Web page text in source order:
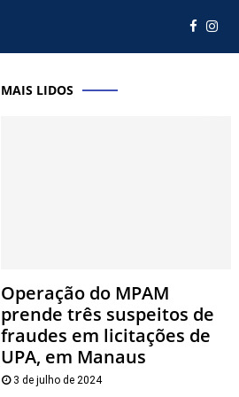
MAIS LIDOS
Operação do MPAM
prende três suspeitos de
fraudes em licitações de
UPA, em Manaus
3 de julho de 2024